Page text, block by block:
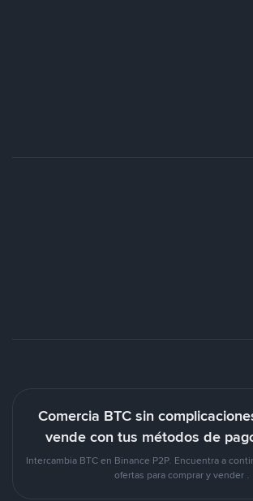
Comercia BTC sin
vende con tus métodos de
Intercambia BTC en Binance P2P. Encuentra a
ofertas para comprar y vender .